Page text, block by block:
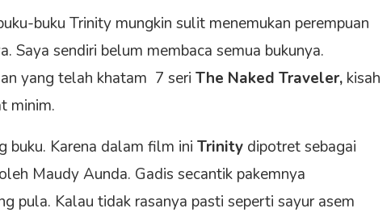
buku Trinity mungkin sulit menemukan perempuan
Saya sendiri belum membaca semua bukunya.
yang telah khatam 7 seri The Naked Traveler, kisah
minim.
buku. Karena dalam film ini Trinity dipotret sebagai
Maudy Aunda. Gadis secantik pakemnya
pula. Kalau tidak rasanya pasti seperti sayur asem